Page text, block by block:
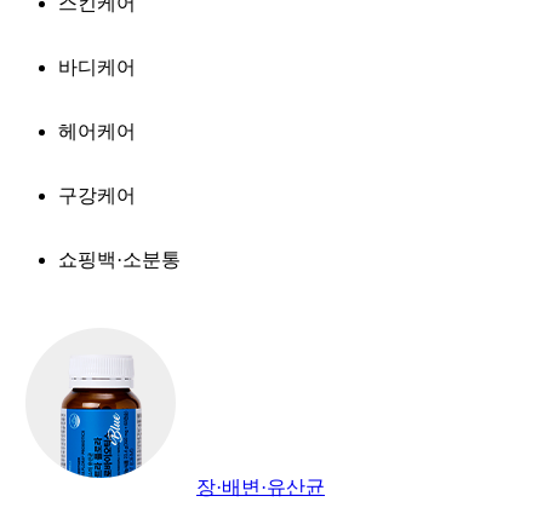
바디케어
헤어케어
구강케어
쇼핑백·소분통
장·배변·유산균